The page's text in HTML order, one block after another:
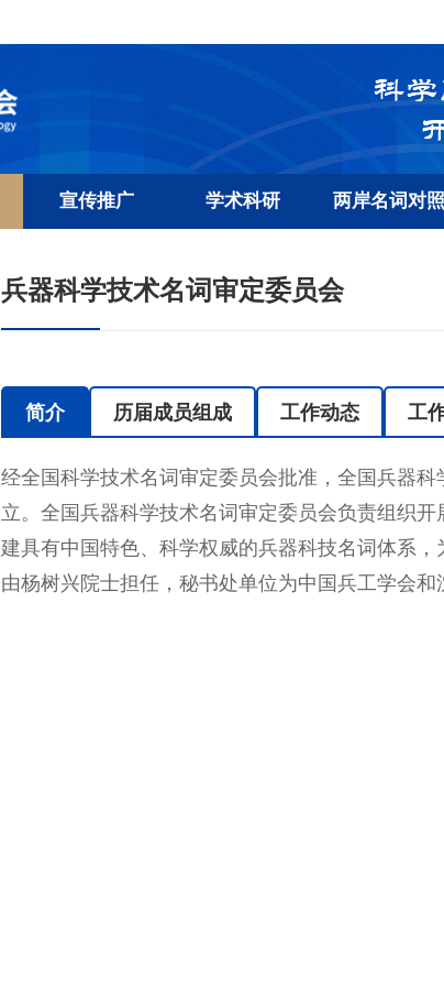
宣传推广 学术科研 两岸名词对照
兵器科学技术名词审定委员会
简介 历届成员组成 工作动态 工
经全国科学技术名词审定委员会批准，全国兵器
立。全国兵器科学技术名词审定委员会负责组织
建具有中国特色、科学权威的兵器科技名词体系
由杨树兴院士担任，秘书处单位为中国兵工学会和